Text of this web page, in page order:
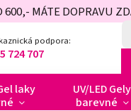
600,- MÁTE DOPRAVU
podpora:
724 707
laky
UV/LED Gely
barevné